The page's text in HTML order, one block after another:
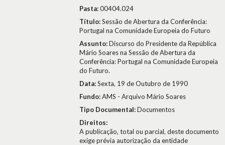
Pasta:00404.024
Título:Sessão de Abertura da Conferência:
Portugal na Comunidade Europeia do Futuro
Assunto:Discurso do Presidente da República
Mário Soares na Sessão de Abertura da
Conferência: Portugal na Comunidade Europeia
do Futuro.
Data:Sexta, 19 de Outubro de 1990
Fundo:AMS - Arquivo Mário Soares
Tipo Documental:Documentos
Direitos:
A publicação, total ou parcial, deste documento
exige prévia autorização da entidade